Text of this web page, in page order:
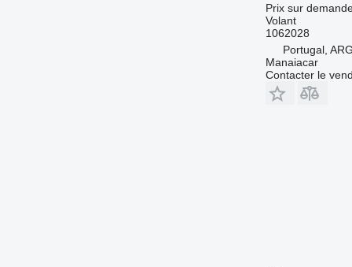
Prix sur
Volant
1062028
Portugal,
Manaiacar
Contacter le